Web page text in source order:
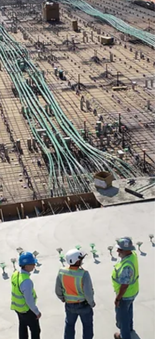
חיסכון בהחזרי
משכנתא
mortgage strategies
financial planing
home buying tips
mortgage-refinance